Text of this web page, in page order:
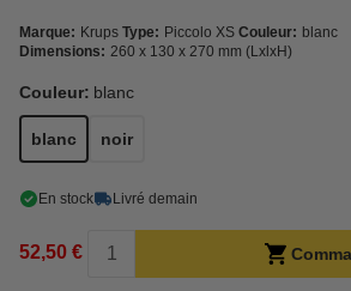
Marque: Krups Type: Piccolo XS Couleur: blanc
Dimensions: 260 x 130 x 270 mm (LxlxH)
Couleur: blanc
blanc noir
En stock Livré demain
52,50 €